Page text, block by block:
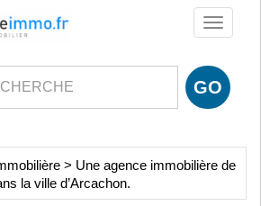
Toggle
> Une agence immobilière de
la ville d’Arcachon.